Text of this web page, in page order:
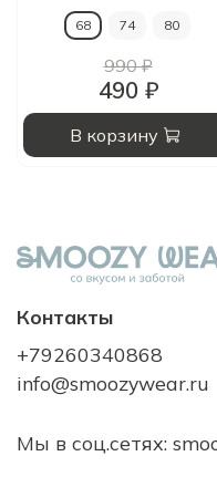
68 74 80
990 ₽
490 ₽
В корзину
Контакты
+79260340868
info@smoozywear.ru
Мы в соц.сетях: